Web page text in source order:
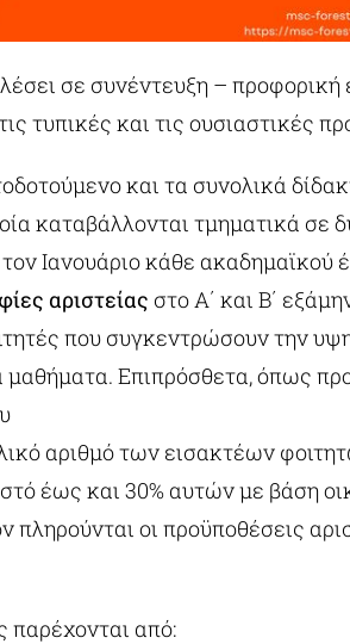
σε συνέντευξη –
τυπικές και τις ουσιαστικές
και τα συνολικά
καταβάλλονται τμηματικά σε
Ιανουάριο κάθε ακαδημαϊκού
αριστείας στο Α΄ και Β΄
που συγκεντρώσουν την
μαθήματα. Επιπρόσθετα, όπως
αριθμό των εισακτέων
έως και 30% αυτών με βάση
πληρούνται οι προϋποθέσεις
παρέχονται από: